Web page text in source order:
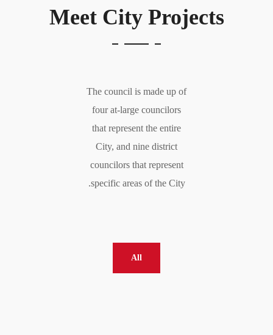
Meet City Projects
The council is made up of
four at-large councilors
that represent the entire
City, and nine district
councilors that represent
specific areas of the City.
All